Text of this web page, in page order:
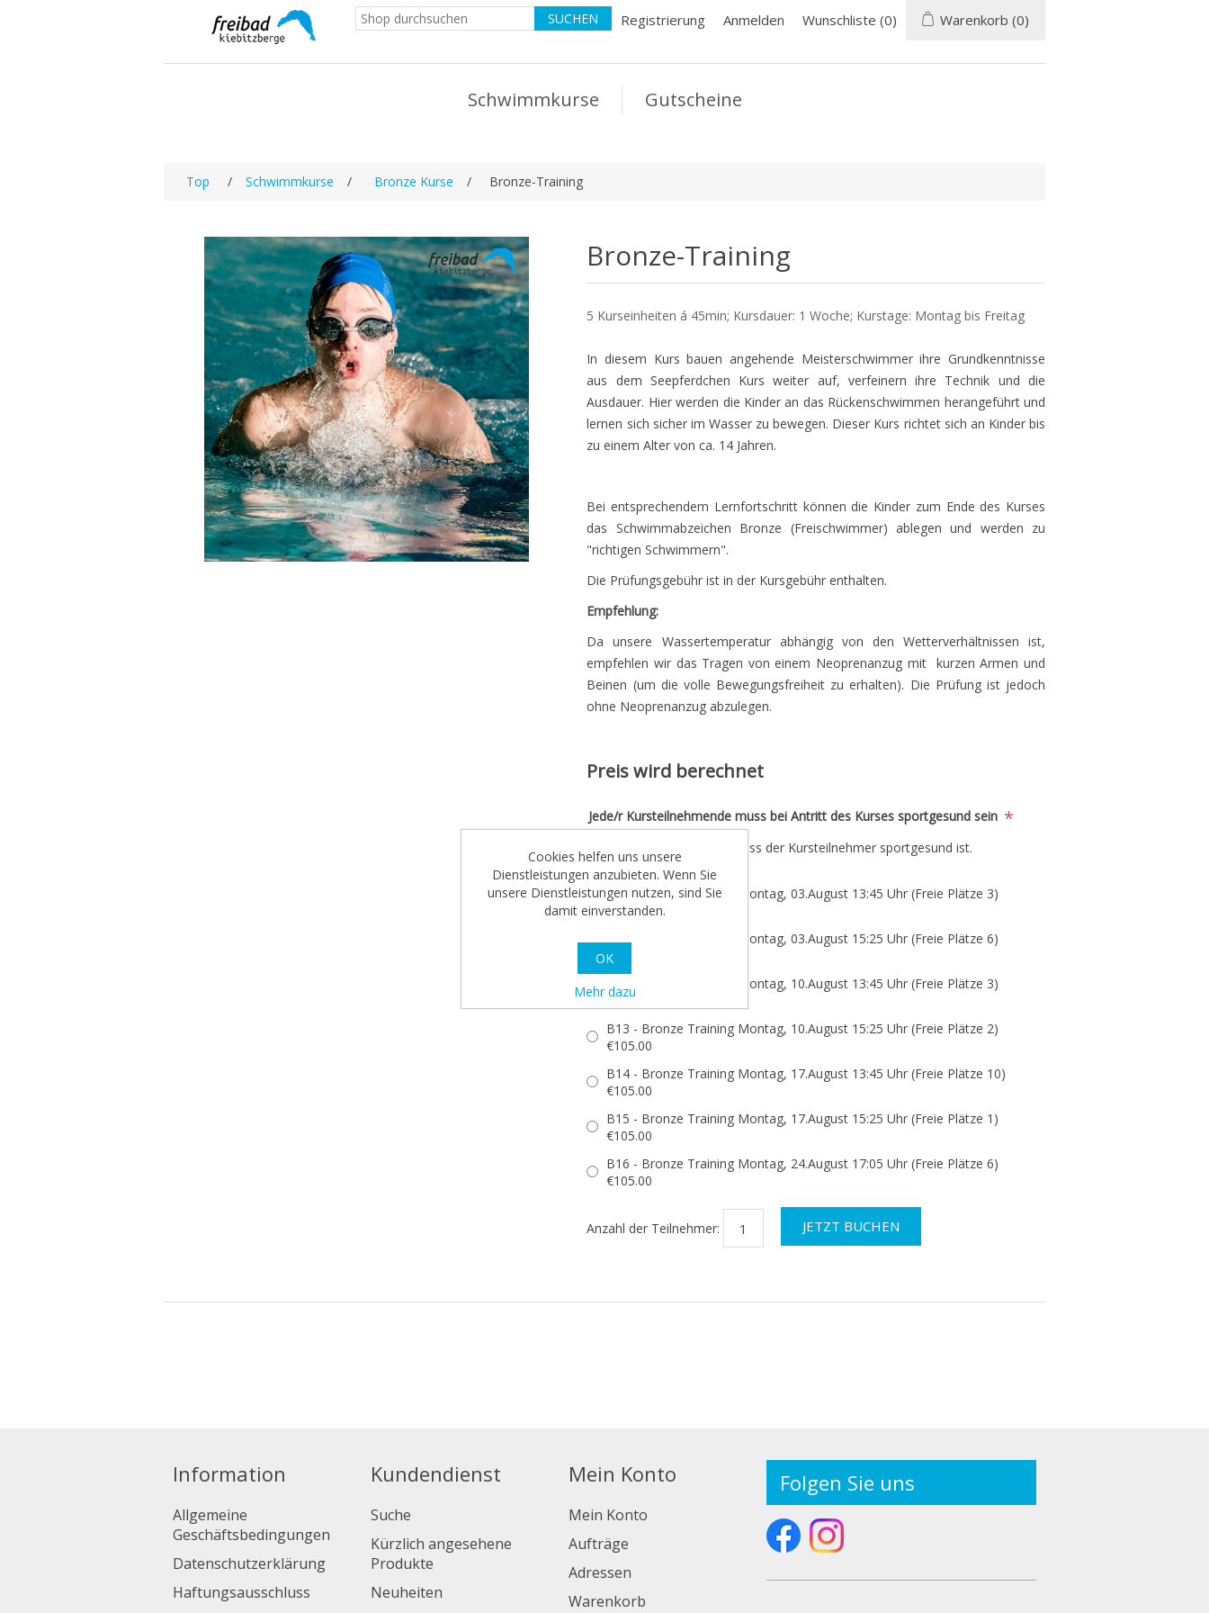
Registrierung Anmelden Wunschliste (0) Warenkorb (0)
Schwimmkurse Gutscheine
Top / Schwimmkurse / Bronze Kurse / Bronze-Training
Bronze-Training
5 Kurseinheiten á 45min; Kursdauer: 1 Woche; Kurstage: Montag bis Freitag
In diesem Kurs bauen angehende Meisterschwimmer ihre Grundkenntnisse
aus dem Seepferdchen Kurs weiter auf, verfeinern ihre Technik und die
Ausdauer. Hier werden die Kinder an das Rückenschwimmen herangeführt und
lernen sich sicher im Wasser zu bewegen. Dieser Kurs richtet sich an Kinder bis
zu einem Alter von ca. 14 Jahren.
Bei entsprechendem Lernfortschritt können die Kinder zum Ende des Kurses
das Schwimmabzeichen Bronze (Freischwimmer) ablegen und werden zu
"richtigen Schwimmern".
Die Prüfungsgebühr ist in der Kursgebühr enthalten.
Empfehlung:
Da unsere Wassertemperatur abhängig von den Wetterverhältnissen ist,
empfehlen wir das Tragen von einem Neoprenanzug mit kurzen Armen und
Beinen (um die volle Bewegungsfreiheit zu erhalten). Die Prüfung ist jedoch
ohne Neoprenanzug abzulegen.
Preis wird berechnet
Jede/r Kursteilnehmende muss bei Antritt des Kurses sportgesund sein *
Hiermit bestätige ich, dass der Kursteilnehmer sportgesund ist.
B10 - Bronze Training Montag, 03.August 13:45 Uhr (Freie Plätze 3)
€105.00
B11 - Bronze Training Montag, 03.August 15:25 Uhr (Freie Plätze 6)
€105.00
B12 - Bronze Training Montag, 10.August 13:45 Uhr (Freie Plätze 3)
€105.00
B13 - Bronze Training Montag, 10.August 15:25 Uhr (Freie Plätze 2)
€105.00
B14 - Bronze Training Montag, 17.August 13:45 Uhr (Freie Plätze 10)
€105.00
B15 - Bronze Training Montag, 17.August 15:25 Uhr (Freie Plätze 1)
€105.00
B16 - Bronze Training Montag, 24.August 17:05 Uhr (Freie Plätze 6)
€105.00
Anzahl der Teilnehmer:
Information
Allgemeine
Geschäftsbedingungen
Datenschutzerklärung
Haftungsausschluss
Kundendienst
Suche
Kürzlich angesehene
Produkte
Neuheiten
Mein Konto
Mein Konto
Aufträge
Adressen
Warenkorb
Folgen Sie uns
Cookies helfen uns unsere
Dienstleistungen anzubieten. Wenn Sie
unsere Dienstleistungen nutzen, sind Sie
damit einverstanden.
OK
Mehr dazu